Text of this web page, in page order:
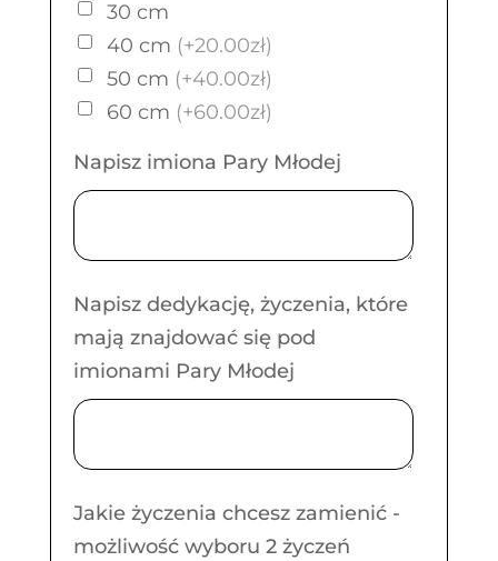
30 cm
40 cm (+20.00zł)
50 cm (+40.00zł)
60 cm (+60.00zł)
Napisz imiona Pary Młodej
Napisz dedykację, życzenia, które
mają znajdować się pod
imionami Pary Młodej
Jakie życzenia chcesz zamienić -
możliwość wyboru 2 życzeń